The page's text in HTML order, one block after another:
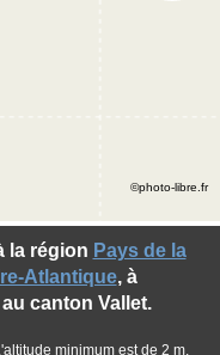
la région Pays de la
Atlantique, à
canton Vallet.
minimum est de 2 m,
©photo-libre.fr